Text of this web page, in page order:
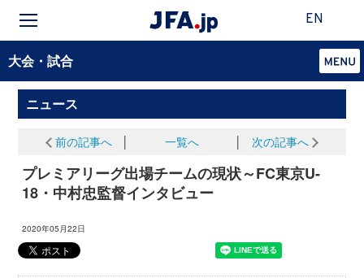
EN
大会・試合
ニュース
前の記事へ 一覧へ 次の記事へ
プレミアリーグ出場チームの現状～FC東京U-
18・中村忠監督インタビュー
2020年05月22日